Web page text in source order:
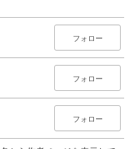
フォロー
フォロー
フォロー